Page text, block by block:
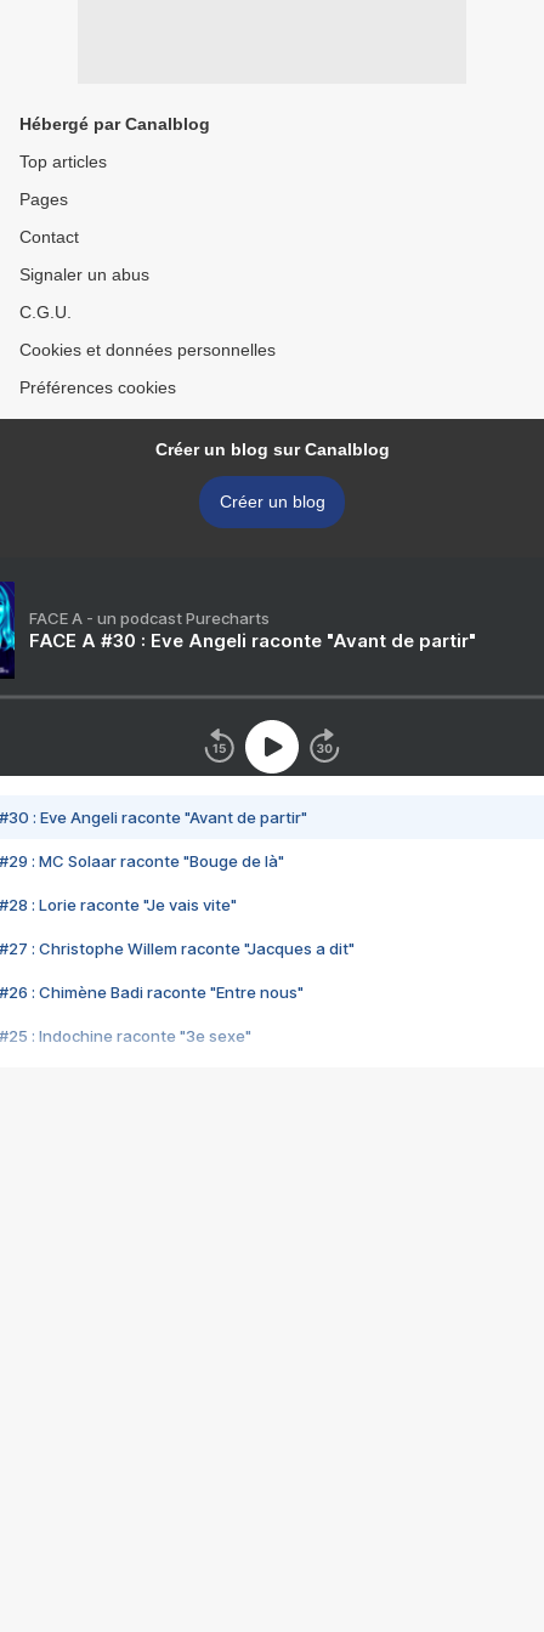
Hébergé par Canalblog
Top articles
Pages
Contact
Signaler un abus
C.G.U.
Cookies et données personnelles
Préférences cookies
Créer un blog sur Canalblog
Créer un blog
FACE A - un podcast Purecharts
FACE A #30 : Eve Angeli raconte "Avant de partir"
#30 : Eve Angeli raconte "Avant de partir"
#29 : MC Solaar raconte "Bouge de là"
#28 : Lorie raconte "Je vais vite"
#27 : Christophe Willem raconte "Jacques a dit"
#26 : Chimène Badi raconte "Entre nous"
#25 : Indochine raconte "3e sexe"